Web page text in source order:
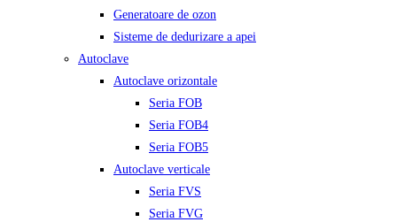
Generatoare de ozon
Sisteme de dedurizare a apei
Autoclave
Autoclave orizontale
Seria FOB
Seria FOB4
Seria FOB5
Autoclave verticale
Seria FVS
Seria FVG